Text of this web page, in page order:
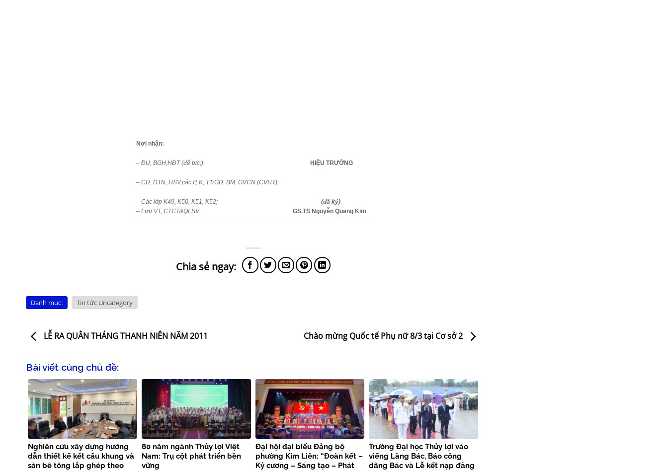
Nơi nhận:
– ĐU, BGH,HĐT (để b/c;)
– CĐ, ĐTN, HSV,các P, K, TTrGD, BM, GVCN (CVHT);
– Các lớp K49, K50, K51, K52;
– Lưu VT, CTCT&QLSV.
HIỆU TRƯỞNG
(đã ký)
GS.TS Nguyễn Quang Kim
Danh mục: Tin tức Uncategory
LỄ RA QUÂN THÁNG THANH NIÊN NĂM 2011 Chào mừng Quốc tế Phụ nữ 8/3 tại Cơ sở 2
Bài viết cùng chủ đề:
Nghiên cứu xây dựng hướng
dẫn thiết kế kết cấu khung và
sàn bê tông lắp ghép theo
80 năm ngành Thủy lợi Việt
Nam: Trụ cột phát triển bền
vững
Đại hội đại biểu Đảng bộ
phường Kim Liên: “Đoàn kết –
Kỷ cương – Sáng tạo – Phát
Trường Đại học Thủy lợi vào
viếng Lăng Bác, Báo công
dâng Bác và Lễ kết nạp đảng